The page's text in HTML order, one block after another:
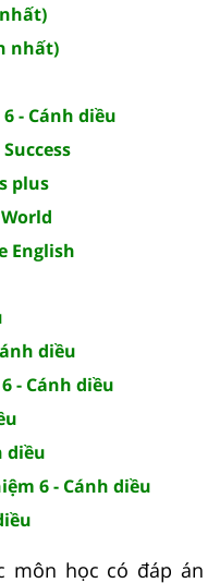
nhất)
- Cánh diều
plus
English
diều
- Cánh diều
diều
6 - Cánh diều
môn học có đáp án